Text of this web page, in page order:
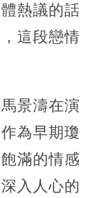
熱議的話
這段戀情
景濤在演
為早期瓊
滿的情感
入人心的